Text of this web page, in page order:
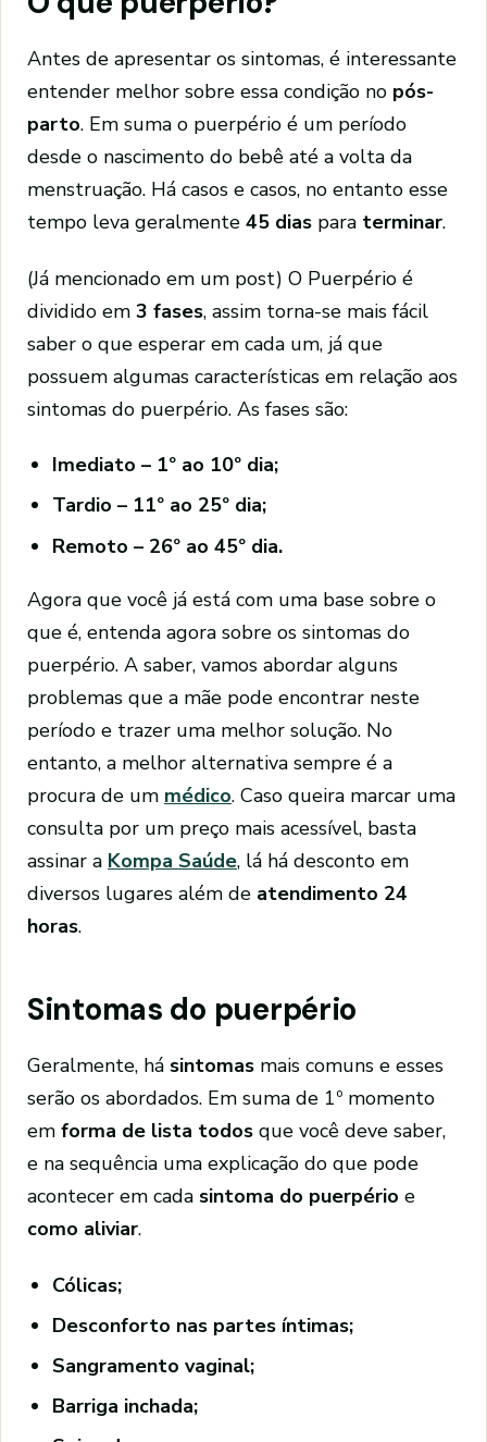
Antes de apresentar os sintomas, é interessante
entender melhor sobre essa condição no pós-
parto. Em suma o puerpério é um período
desde o nascimento do bebê até a volta da
menstruação. Há casos e casos, no entanto esse
tempo leva geralmente 45 dias para terminar.
(Já mencionado em um post) O Puerpério é
dividido em 3 fases, assim torna-se mais fácil
saber o que esperar em cada um, já que
possuem algumas características em relação aos
sintomas do puerpério. As fases são:
Imediato – 1º ao 10º dia;
Tardio – 11º ao 25º dia;
Remoto – 26º ao 45º dia.
Agora que você já está com uma base sobre o
que é, entenda agora sobre os sintomas do
puerpério. A saber, vamos abordar alguns
problemas que a mãe pode encontrar neste
período e trazer uma melhor solução. No
entanto, a melhor alternativa sempre é a
procura de um médico. Caso queira marcar uma
consulta por um preço mais acessível, basta
assinar a Kompa Saúde, lá há desconto em
diversos lugares além de atendimento 24
horas.
Sintomas do puerpério
Geralmente, há sintomas mais comuns e esses
serão os abordados. Em suma de 1º momento
em forma de lista todos que você deve saber,
e na sequência uma explicação do que pode
acontecer em cada sintoma do puerpério e
como aliviar.
Cólicas;
Desconforto nas partes íntimas;
Sangramento vaginal;
Barriga inchada;